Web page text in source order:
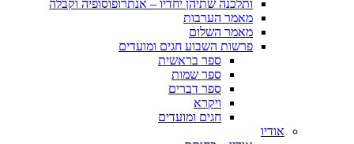
ותלכנה שתיהן יחדיו – אנתרופוסופיה וקבלה
מאמר הערבות
מאמר השלום
פרשות השבוע חגים ומועדים
ספר בראשית
ספר שמות
ספר דברים
ויקרא
חגים ומועדים
אודיו